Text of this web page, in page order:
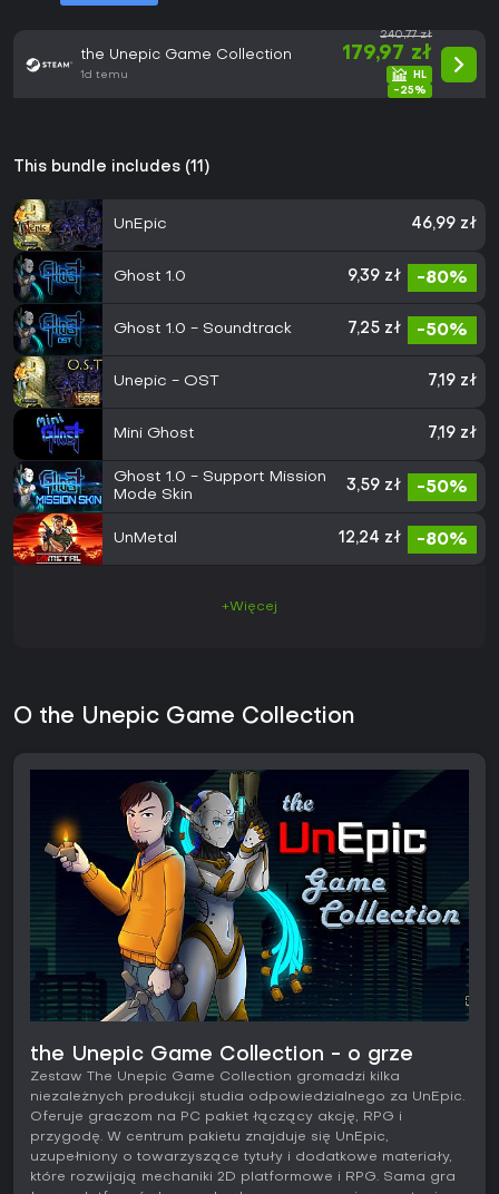
the Unepic Game Collection
1d temu
240,77 zł
179,97 zł
-25%
This bundle includes (11)
UnEpic 46,99 zł
Ghost 1.0 9,39 zł -80%
Ghost 1.0 - Soundtrack 7,25 zł -50%
Unepic - OST 7,19 zł
Mini Ghost 7,19 zł
Ghost 1.0 - Support Mission
Mode Skin
3,59 zł -50%
UnMetal 12,24 zł -80%
+Więcej
O the Unepic Game Collection
the Unepic Game Collection - o grze
Zestaw The Unepic Game Collection gromadzi kilka
niezależnych produkcji studia odpowiedzialnego za UnEpic.
Oferuje graczom na PC pakiet łączący akcję, RPG i
przygodę. W centrum pakietu znajduje się UnEpic,
uzupełniony o towarzyszące tytuły i dodatkowe materiały,
które rozwijają mechaniki 2D platformowe i RPG. Sama gra